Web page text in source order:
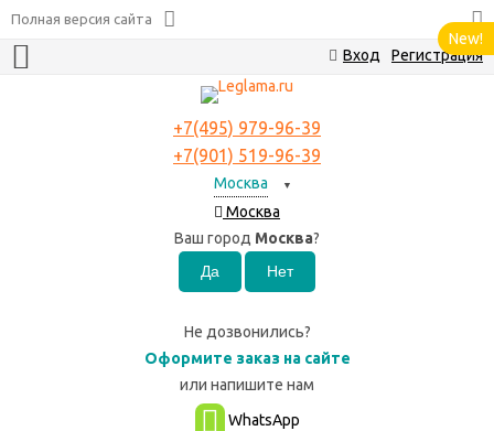
Полная версия сайта
Вход Регистрация
+7(495) 979-96-39
+7(901) 519-96-39
Москва ▼
Москва
Ваш город Москва?
Не дозвонились?
Оформите заказ на сайте
или напишите нам
WhatsApp
New!